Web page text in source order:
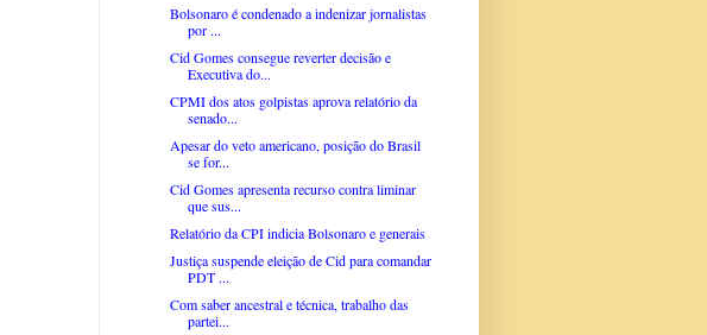
Bolsonaro é condenado a indenizar jornalistas
por ...
Cid Gomes consegue reverter decisão e
Executiva do...
CPMI dos atos golpistas aprova relatório da
senado...
Apesar do veto americano, posição do Brasil
se for...
Cid Gomes apresenta recurso contra liminar
que sus...
Relatório da CPI indicia Bolsonaro e generais
Justiça suspende eleição de Cid para comandar
PDT ...
Com saber ancestral e técnica, trabalho das
partei...